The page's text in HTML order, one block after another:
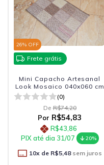
26% OFF
Frete grátis
Mini Capacho Artesanal
Look Mosaico 040x060 cm
(0)
De R$74,20
Por R$54,83
R$43,86
PIX até dia 31/07
20%
10x de R$5,48sem juros